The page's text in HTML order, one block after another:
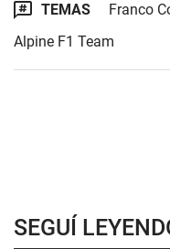
TEMAS Franco
Alpine F1 Team
SEGUÍ